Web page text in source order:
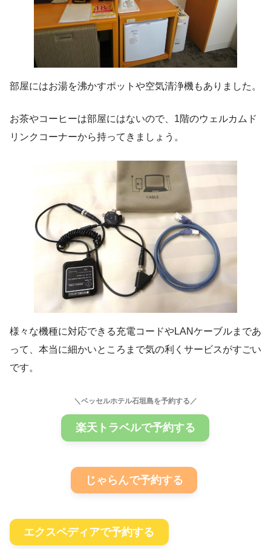
部屋にはお湯を沸かすポットや空気清浄機もありました。
お茶やコーヒーは部屋にはないので、1階のウェルカムド
リンクコーナーから持ってきましょう。
様々な機種に対応できる充電コードやLANケーブルまであ
って、本当に細かいところまで気の利くサービスがすごい
です。
＼ベッセルホテル石垣島を予約する／
楽天トラベルで予約する
じゃらんで予約する
エクスペディアで予約する